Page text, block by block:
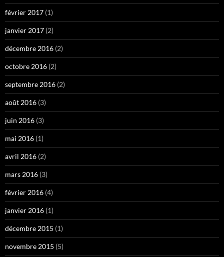
février 2017 (1)
janvier 2017 (2)
décembre 2016 (2)
octobre 2016 (2)
septembre 2016 (2)
août 2016 (3)
juin 2016 (3)
mai 2016 (1)
avril 2016 (2)
mars 2016 (3)
février 2016 (4)
janvier 2016 (1)
décembre 2015 (1)
novembre 2015 (5)